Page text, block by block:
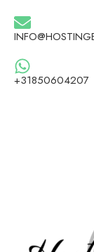
+31850604207